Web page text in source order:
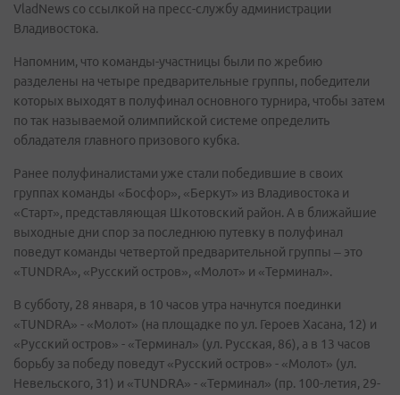
VladNews со ссылкой на преcc-службу администрации
Владивостока.
Напомним, что команды-участницы были по жребию
разделены на четыре предварительные группы, победители
которых выходят в полуфинал основного турнира, чтобы затем
по так называемой олимпийской системе определить
обладателя главного призового кубка.
Ранее полуфиналистами уже стали победившие в своих
группах команды «Босфор», «Беркут» из Владивостока и
«Старт», представляющая Шкотовский район. А в ближайшие
выходные дни спор за последнюю путевку в полуфинал
поведут команды четвертой предварительной группы – это
«TUNDRA», «Русский остров», «Молот» и «Терминал».
В субботу, 28 января, в 10 часов утра начнутся поединки
«TUNDRA» - «Молот» (на площадке по ул. Героев Хасана, 12) и
«Русский остров» - «Терминал» (ул. Русская, 86), а в 13 часов
борьбу за победу поведут «Русский остров» - «Молот» (ул.
Невельского, 31) и «TUNDRA» - «Терминал» (пр. 100-летия, 29-